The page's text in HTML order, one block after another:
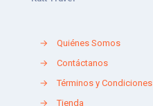
→
Quiénes Somos
→
Contáctanos
→
Términos y Condiciones
→
Tienda